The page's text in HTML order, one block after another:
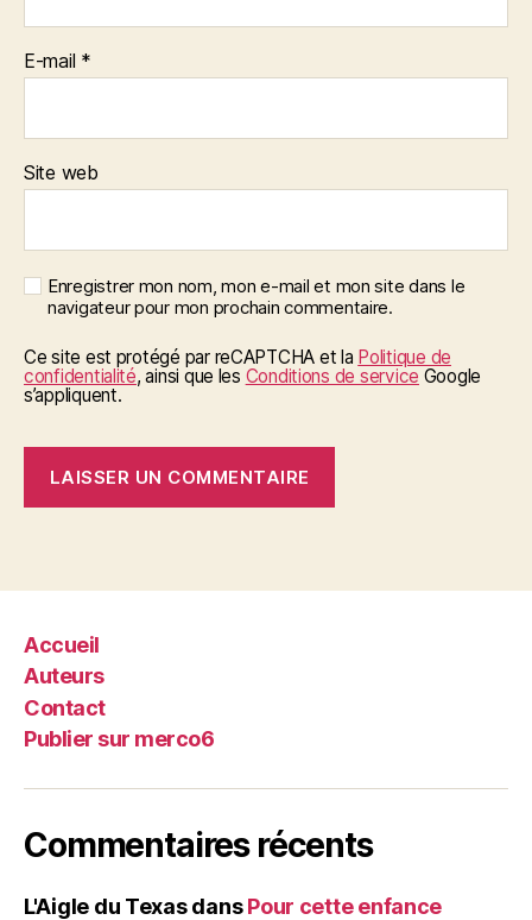
E-mail *
Site web
Enregistrer mon nom, mon e-mail et mon site dans le
navigateur pour mon prochain commentaire.
Ce site est protégé par reCAPTCHA et la Politique de
confidentialité, ainsi que les Conditions de service Google
s’appliquent.
Accueil
Auteurs
Contact
Publier sur merco6
Commentaires récents
L'Aigle du TexasdansPour cette enfance